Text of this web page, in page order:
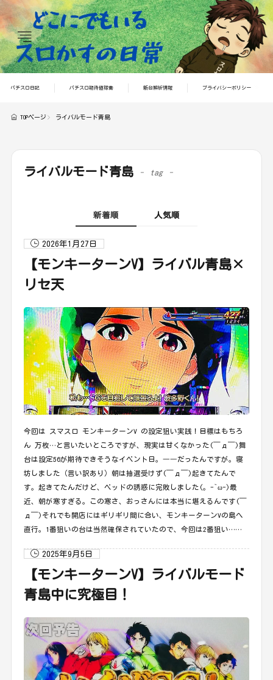
パチスロ日記 パチスロ期待値稼働 新台解析情報 プライバシーポリシー
TOPページ ライバルモード青島
ライバルモード青島 tag
新着順 人気順
2026年1月27日
【モンキーターンV】ライバル青島×
リセ天
今回は スマスロ モンキーターンV の設定狙い実践！目標はもちろ
ん 万枚…と言いたいところですが、現実は甘くなかった(￣д￣)舞
台は設定56が期待できそうなイベント日。――だったんですが。寝
坊しました（言い訳あり）朝は抽選受けず(￣д￣)起きてたんで
す。起きてたんだけど、ベッドの誘惑に完敗しました(。-`ω-)最
近、朝が寒すぎる。この寒さ、おっさんには本当に堪えるんです(￣
д￣)それでも開店にはギリギリ間に合い、モンキーターンVの島へ
直行。1番狙いの台は当然確保されていたので、今回は2番狙い……
2025年9月5日
【モンキーターンV】ライバルモード
青島中に究極目！